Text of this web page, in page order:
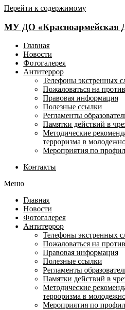
Перейти к содержимому
МУ ДО
Главная
Новости
Фотогалерея
Антитеррор
Телефоны экстренных
Пожаловаться на
Правовая информация
Полезные ссылки
Регламенты
Памятки действий в
Методические
терроризма в
Мероприятия по
Контакты
Меню
Главная
Новости
Фотогалерея
Антитеррор
Телефоны экстренных
Пожаловаться на
Правовая информация
Полезные ссылки
Регламенты
Памятки действий в
Методические
терроризма в
Мероприятия по